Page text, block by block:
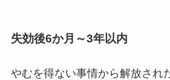
失効後6か月～3年以内
やむを得ない事情から解放され